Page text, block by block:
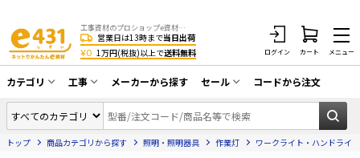
工事資材のプロショップe資材 CATV・アンテナ・防犯・光・LAN・電気・空調工事など
営業日は13時まで当日出荷
¥0 1万円(税抜)以上で送料無料 ログイン カート メニュー
カテゴリ
同軸ケーブル／テレビ用接栓／関連工具
アンテナ・取付金具・ブースター／CATV
工事
CATV・アンテナ工事
光工事・FTTH工事
メーカーから探す セール
在庫一掃セール
コードから注文
トップ 商品カテゴリから探す 照明・照明器具 作業灯 ワークライト・ハンドライト